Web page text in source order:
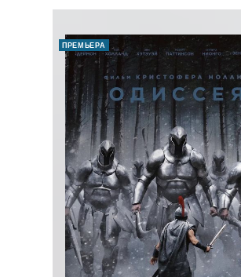
ПРЕМЬЕРА